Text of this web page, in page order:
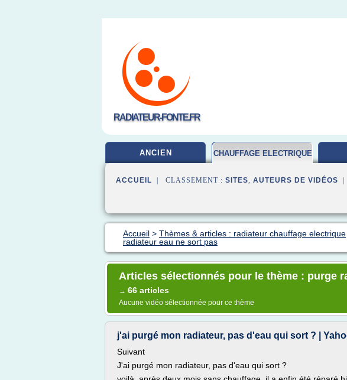
RADIATEUR-FONTE.FR
ANCIEN CHAUFFAGE ELECTRIQUE
ACCUEIL | CLASSEMENT : SITES, AUTEURS DE VIDÉOS |
Accueil > Thèmes & articles : radiateur chauffage electrique
radiateur eau ne sort pas
Articles sélectionnés pour le thème : purge
→ 66 articles
Aucune vidéo sélectionnée pour ce thème
j'ai purgé mon radiateur, pas d'eau qui sort ? |
Suivant
J'ai purgé mon radiateur, pas d'eau qui sort ?